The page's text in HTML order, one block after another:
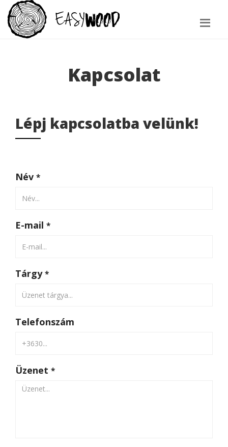
Kapcsolat
Lépj kapcsolatba velünk!
Név *
E-mail *
Tárgy *
Telefonszám
Üzenet *